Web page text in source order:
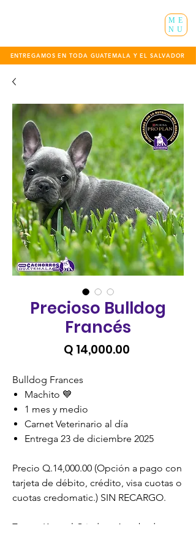
ENTREGAMOS EN TODA GUATEMALA Y EL SALVADOR
ME
NU
Precioso Bulldog
Francés
Q 14,000.00Precio
Bulldog Frances
Machito 💙
1 mes y medio
Carnet Veterinario al día
Entrega 23 de diciembre 2025
Precio Q.14,000.00 (Opción a pago con
tarjeta de débito, crédito, visa cuotas o
cuotas credomatic.) SIN RECARGO.
Zoona Kennel Criadero Aprobado y